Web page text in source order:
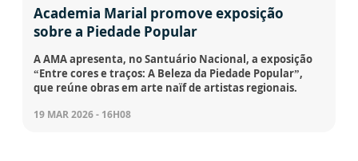
Academia Marial promove exposição
sobre a Piedade Popular
A AMA apresenta, no Santuário Nacional, a exposição
“Entre cores e traços: A Beleza da Piedade Popular”,
que reúne obras em arte naïf de artistas regionais.
19 MAR 2026 - 16H08